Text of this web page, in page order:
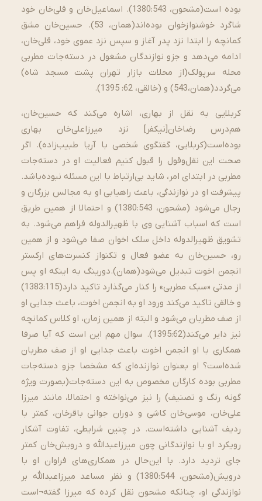
بوده است(مشحون، 1380:543). اسماعیل‌خان و قلی‌خان خود
شاگرد خوشنوازخوان بوده‌اند(همان، 53‌). حسین‌خان مشق
کمانچه را ابتدا نزد پدر آغاز و سپس نزد عموی خود، قلی‌خان،
ادامه می‌دهد و جزو نوازندگان مشغول در دسته‌جات مطربی
محله سرپولک(از محلات بازار تهران پشت مسجد شاه)
می‌گردد(همان،543) و (خالقی، 62: 1395).
کربلایی به نقل از بهاری، اشاره می‌کند که حسین‌خان،
هم‌درس رضاخان[نیکفر] نزد میرزاعلی‌خان بهاری
بوده‌است(کربلایی، گفتگوی شخصی با آریا طبیب‌زاده). اگر
صحت این نقل‌وقول را قبول کنیم فعالیت او در دسته‌جات
مطربی در ابتدای امر، شاید بی‌ارتباط با این مسئله نبوده‌باشد.
پیشرفت او در نوازندگی، باعث راهیابی او به مجالس بزرگان و
رجال می‌شود (مشحون، 1380:543) و احتمالا از همین طریق
است که اسباب آشنایی وی با ظهیرالدوله فراهم می‌شود. به
تشویق ظهیرالدوله داخل سلک اخوان صفا می‌شود و از همین
رو، حسین‌خان به عضو فعال و تکنواز کنسرت‌های ارکستر
انجمن اخوت تبدیل می‌شود(همان).دورینگ به اینکه او پس
از مدتی «سبک مطربی» را کنار می‌گذارد تاکید دارد(1383:115)
و خالقی تاکید می‌کند ورود او به انجمن اخوت، باعث جدایی او
از صف مطربان می‌شود و البته از همین زمان، او کلاس کمانچه
نیز دایر می‌کند(1395:62). سوال مهم این است که آیا صرفا
همکاری با او انجمن اخوت باعث جدایی او از صف مطربان
شده‌است؟ او بعنوان نوازنده‌ای که مشخصا جزو دسته‌جات
مطربی بوده کارگان مخصوص به این دسته‌جات(بصورت ویژه
گونه رنگ و تصنیف) را نیز می‌نواخته و احتمالا، مانند میرزا
علی‌خان، موسی‌خان کاشی و دوران جوانی باقرخان، کمتر با
ردیف آشنایی داشته‌است. در چنین شرایطی، تفاوت آشکار
رویکرد او با نوازندگانی چون میرزاعبدالله و درویش‌خان کمتر
جای تردید دارد. با این‌حال در همکاری‌های فراوان او با
درویش(مشحون، 1380:544) و نظر مساعد میرزاعبدالله بر
نوازندگی او، چنانکه مشحون نقل کرده که میرزا گفته¬است